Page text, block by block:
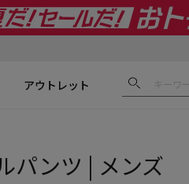
アウトレット
パンツ | メンズ